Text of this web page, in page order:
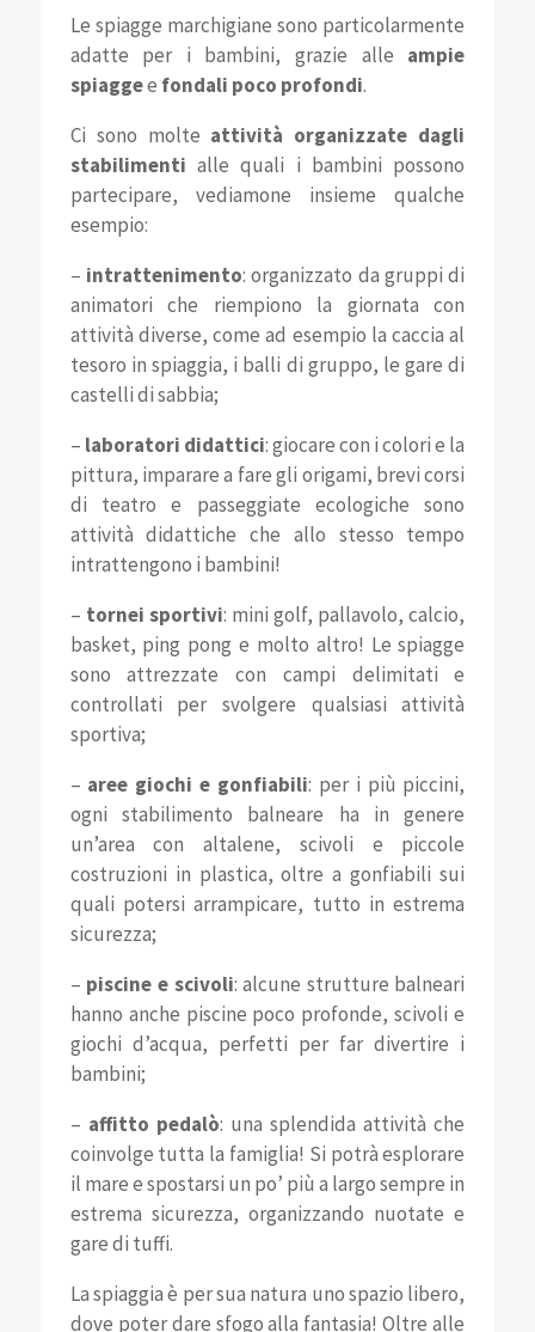
Le spiagge marchigiane sono particolarmente
adatte per i bambini, grazie alle ampie
spiaggee fondali poco profondi.
Ci sono molte attività organizzate dagli
stabilimenti alle quali i bambini possono
partecipare, vediamone insieme qualche
esempio:
– intrattenimento: organizzato da gruppi di
animatori che riempiono la giornata con
attività diverse, come ad esempio la caccia al
tesoro in spiaggia, i balli di gruppo, le gare di
castelli di sabbia;
– laboratori didattici: giocare con i colori e la
pittura, imparare a fare gli origami, brevi corsi
di teatro e passeggiate ecologiche sono
attività didattiche che allo stesso tempo
intrattengono i bambini!
– tornei sportivi: mini golf, pallavolo, calcio,
basket, ping pong e molto altro! Le spiagge
sono attrezzate con campi delimitati e
controllati per svolgere qualsiasi attività
sportiva;
– aree giochi e gonfiabili: per i più piccini,
ogni stabilimento balneare ha in genere
un’area con altalene, scivoli e piccole
costruzioni in plastica, oltre a gonfiabili sui
quali potersi arrampicare, tutto in estrema
sicurezza;
– piscine e scivoli: alcune strutture balneari
hanno anche piscine poco profonde, scivoli e
giochi d’acqua, perfetti per far divertire i
bambini;
– affitto pedalò: una splendida attività che
coinvolge tutta la famiglia! Si potrà esplorare
il mare e spostarsi un po’ più a largo sempre in
estrema sicurezza, organizzando nuotate e
gare di tuffi.
La spiaggia è per sua natura uno spazio libero,
dove poter dare sfogo alla fantasia! Oltre alle